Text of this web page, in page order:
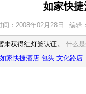
如家快捷
间：2008年02月28日 编辑
未获得红灯笼认证。 什么
如家快捷酒店 包头 文化路店